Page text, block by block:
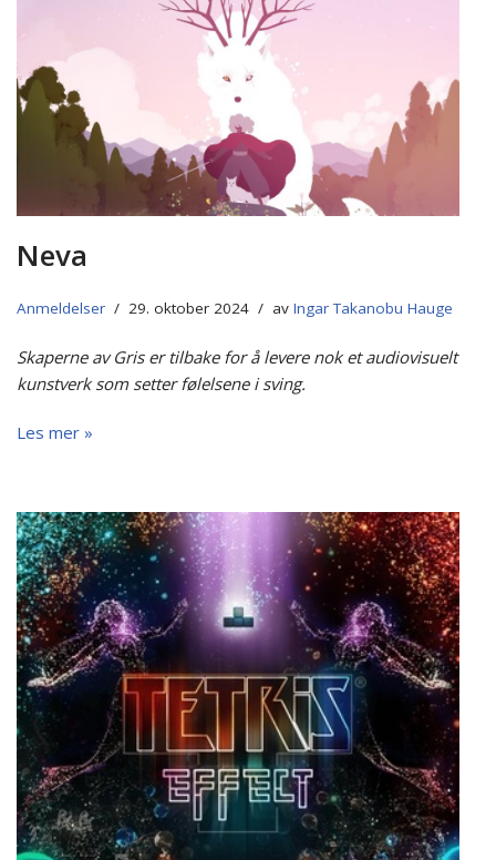
Neva
Anmeldelser 29. oktober 2024 av Ingar Takanobu Hauge
Skaperne av Gris er tilbake for å levere nok et audiovisuelt
kunstverk som setter følelsene i sving.
Les mer »